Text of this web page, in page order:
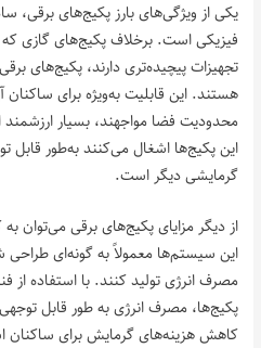
یکی از ویژگی‌های بارز پکیج‌های
فیزیکی است. برخلاف پکیج‌های گازی که
تجهیزات پیچیده‌تری دارند، پکیج‌های
هستند. این قابلیت به‌ویژه برای
محدودیت فضا مواجهند، بسیار
این پکیج‌ها اشغال می‌کنند به‌طور قابل
گرمایشی دیگر است.
از دیگر مزایای پکیج‌های برقی می‌توان به
این سیستم‌ها معمولاً به گونه‌ای طراحی
مصرف انرژی تولید کنند. با استفاده از
پکیج‌ها، مصرف انرژی به طور قابل
کاهش هزینه‌های گرمایش برای ساکنان